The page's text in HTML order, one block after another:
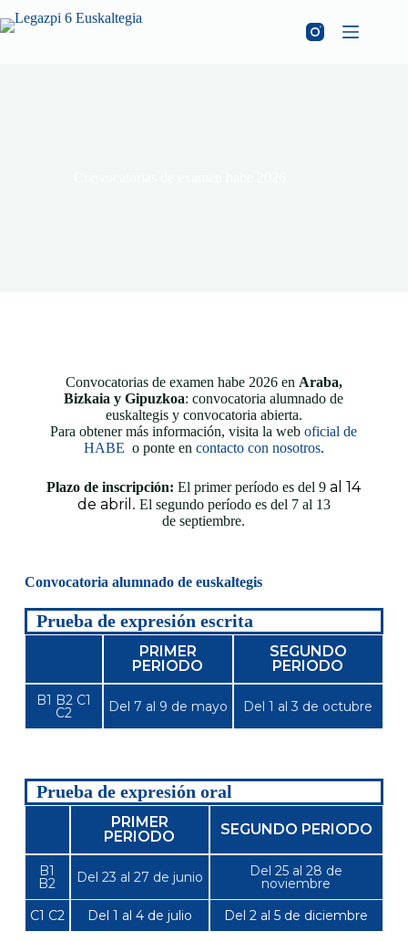
Convocatorias de examen habe 2026 en Araba,
Bizkaia y Gipuzkoa: convocatoria alumnado de
euskaltegis y convocatoria abierta.
Para obtener más información, visita la weboficial de
HABE o ponte en contacto con nosotros.
Plazo de inscripción: El primer período es del 9 al 14
de abril . El segundo período es del 7 al 13
de septiembre.
Convocatoria alumnado de euskaltegis
Prueba de expresión escrita
PRIMER
PERIODO
SEGUNDO
PERIODO
B1 B2 C1
C2 Del 7 al 9 de mayo Del 1 al 3 de octubre
Prueba de expresión oral
PRIMER
PERIODO
SEGUNDO PERIODO
B1
B2 Del 23 al 27 de junio Del 25 al 28 de
noviembre
C1 C2
Del 1 al 4 de julio Del 2 al 5 de diciembre